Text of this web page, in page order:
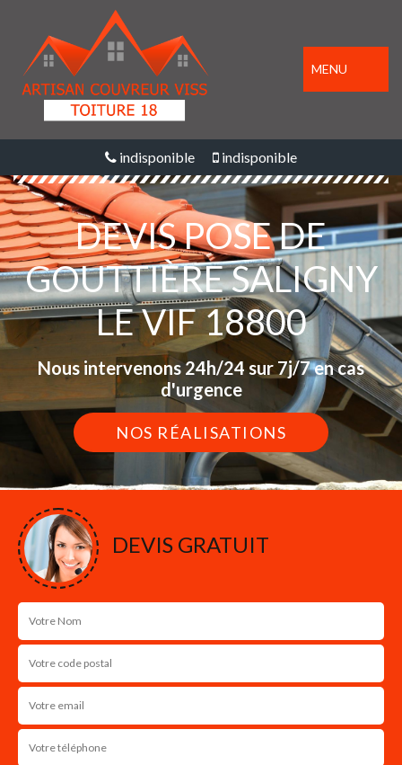
MENU
indisponible indisponible
DEVIS POSE DE
GOUTTIÈRE SALIGNY
LE VIF 18800
Nous intervenons 24h/24 sur 7j/7 en cas
d'urgence
NOS RÉALISATIONS
DEVIS GRATUIT